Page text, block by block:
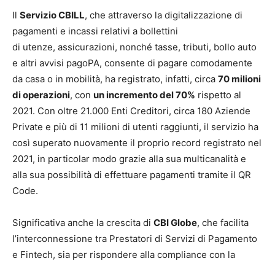
Il Servizio CBILL, che attraverso la digitalizzazione di
pagamenti e incassi relativi a bollettini
di utenze, assicurazioni, nonché tasse, tributi, bollo auto
e altri avvisi pagoPA, consente di pagare comodamente
da casa o in mobilità, ha registrato, infatti, circa 70 milioni
di operazioni, con un incremento del 70% rispetto al
2021. Con oltre 21.000 Enti Creditori, circa 180 Aziende
Private e più di 11 milioni di utenti raggiunti, il servizio ha
così superato nuovamente il proprio record registrato nel
2021, in particolar modo grazie alla sua multicanalità e
alla sua possibilità di effettuare pagamenti tramite il QR
Code.
Significativa anche la crescita di CBI Globe, che facilita
l’interconnessione tra Prestatori di Servizi di Pagamento
e Fintech, sia per rispondere alla compliance con la